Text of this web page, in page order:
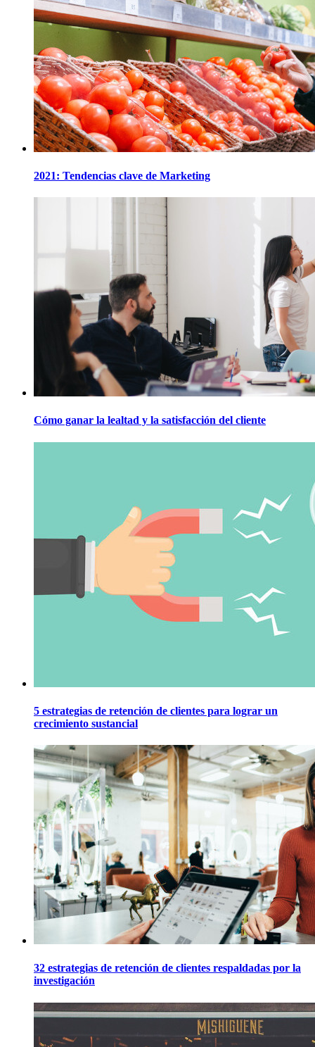
2021: Tendencias clave de Marketing
Cómo ganar la lealtad y la satisfacción del cliente
5 estrategias de retención de clientes para lograr un
crecimiento sustancial
32 estrategias de retención de clientes respaldadas por la
investigación